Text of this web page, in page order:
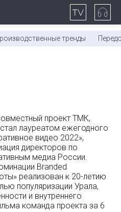
тренды
проект ТМК,
лауреатом ежегодного
видео 2022»,
директоров по
медиа России.
Branded
реализован к 20-летию
популяризации Урала,
и внутреннего
команда проекта за 6